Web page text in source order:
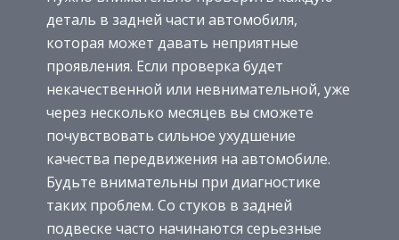
деталь в задней части автомобиля,
которая может давать неприятные
проявления. Если проверка будет
некачественной или невнимательной, уже
через несколько месяцев вы сможете
почувствовать сильное ухудшение
качества передвижения на автомобиле.
Будьте внимательны при диагностике
таких проблем. Со стуков в задней
подвеске часто начинаются серьезные